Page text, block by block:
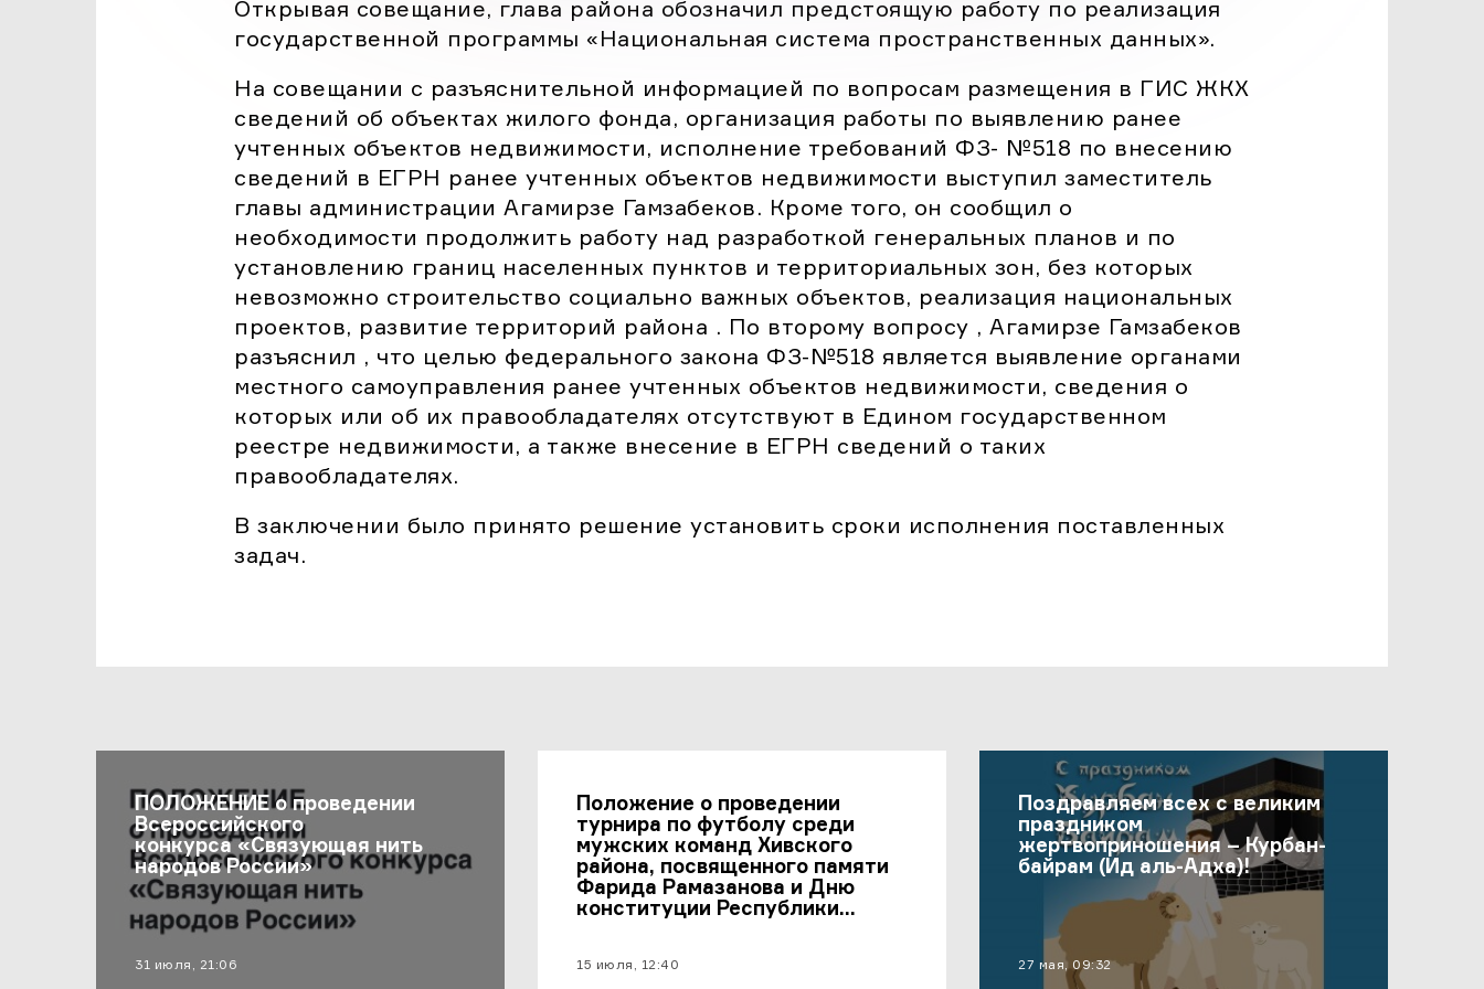
ранее учтенных объектов недвижимости,
Открывая совещание, глава района обозначил предстоящую работу по реализация
государственной программы «Национальная система пространственных данных».
На совещании с разъяснительной информацией по вопросам размещения в ГИС ЖКХ
сведений об объектах жилого фонда, организация работы по выявлению ранее
учтенных объектов недвижимости, исполнение требований ФЗ- №518 по внесению
сведений в ЕГРН ранее учтенных объектов недвижимости выступил заместитель
главы администрации Агамирзе Гамзабеков. Кроме того, он сообщил о
необходимости продолжить работу над разработкой генеральных планов и по
установлению границ населенных пунктов и территориальных зон, без которых
невозможно строительство социально важных объектов, реализация национальных
проектов, развитие территорий района . По второму вопросу , Агамирзе Гамзабеков
разъяснил , что целью федерального закона ФЗ-№518 является выявление органами
местного самоуправления ранее учтенных объектов недвижимости, сведения о
которых или об их правообладателях отсутствуют в Едином государственном
реестре недвижимости, а также внесение в ЕГРН сведений о таких
правообладателях.
В заключении было принято решение установить сроки исполнения поставленных
задач.
Последние Новости
ПОЛОЖЕНИЕ о проведении
Всероссийского
конкурса «Связующая нить
народов России»
материал опубликован
31 июля, 21:06
Положение о проведении
турнира по футболу среди
мужских команд Хивского
района, посвященного памяти
Фарида Рамазанова и Дню
конституции Республики
материал опубликован
15 июля, 12:40
Поздравляем всех с великим
праздником
жертвоприношения – Курбан-
байрам (Ид аль-Адха)!
материал опубликован
27 мая, 09:32